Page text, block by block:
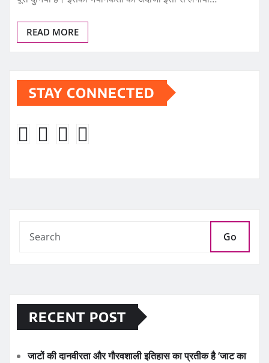
READ MORE
STAY CONNECTED
Go
RECENT POST
जाटों की दानवीरता और गौरवशाली इतिहास का प्रतीक है ‘जाट का